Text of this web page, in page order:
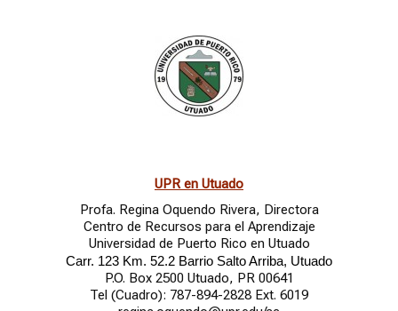
UPR en Utuado
Profa. Regina Oquendo Rivera, Directora
Centro de Recursos para el Aprendizaje
Universidad de Puerto Rico en Utuado
Carr. 123 Km. 52.2 Barrio Salto Arriba, Utuado
P.O. Box 2500 Utuado, PR 00641
Tel (Cuadro): 787-894-2828 Ext. 6019